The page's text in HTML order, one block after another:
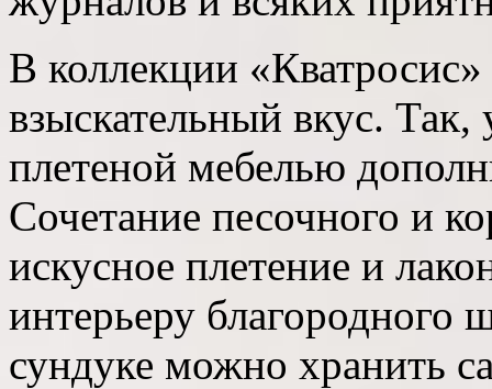
В коллекции
взыскательный вкус. Так,
плетеной мебелью
Сочетание песочного и
искусное плетение и
интерьеру благородного
сундуке можно хранить